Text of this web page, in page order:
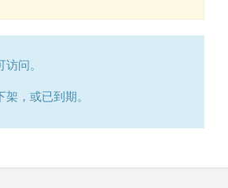
问。
，或已到期。